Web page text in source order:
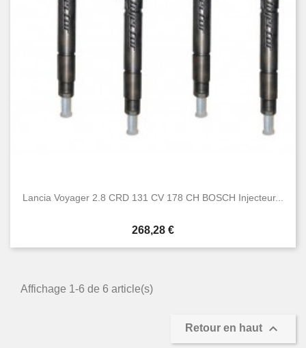
Lancia Voyager 2.8 CRD 131 CV 178 CH BOSCH Injecteur...
Prix
268,28 €
Affichage 1-6 de 6 article(s)
Retour en haut 